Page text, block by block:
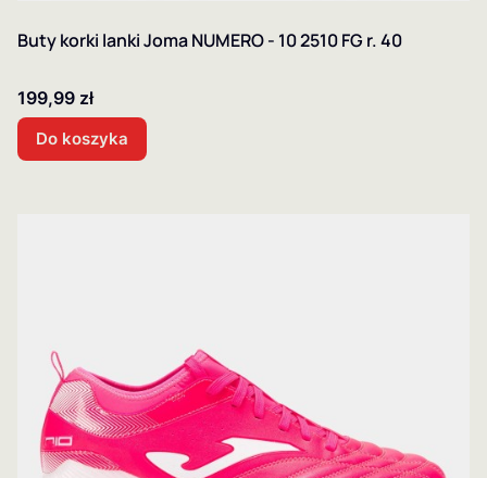
Buty korki lanki Joma NUMERO - 10 2510 FG r. 40
Cena
199,99 zł
Do koszyka